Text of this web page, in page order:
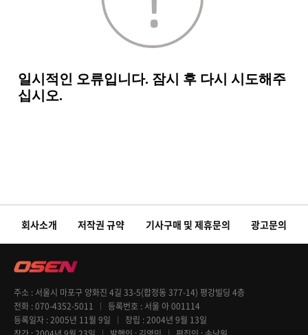
회사소개 저작권 규약 기사구매 및 제휴문의 광고문의
주소
서울시 마포구 양화진 4길 33-5(합정동 377-14) 평강빌딩 4층
전화 070-4352-5011 등록번호
서울 아 001114
등록일자 2005년 11월 9일 창립 2004년 9월 13일